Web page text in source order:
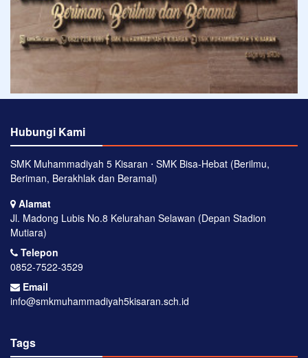
Hubungi Kami
SMK Muhammadiyah 5 Kisaran ⋅ SMK Bisa-Hebat (Berilmu,
Beriman, Berakhlak dan Beramal)
Alamat
Jl. Madong Lubis No.8 Kelurahan Selawan (Depan Stadion
Mutiara)
Telepon
0852-7522-3529
Email
info@smkmuhammadiyah5kisaran.sch.id
Tags